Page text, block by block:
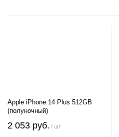
Apple iPhone 14 Plus 512GB
(полуночный)
2 053 руб. / шт